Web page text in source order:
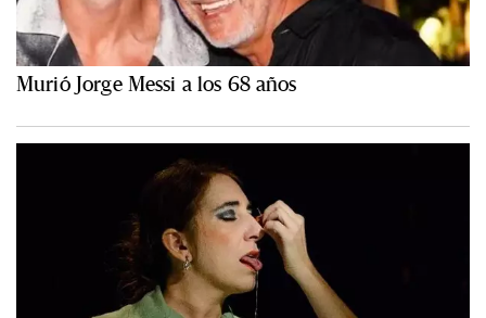
Murió Jorge Messi a los 68 años